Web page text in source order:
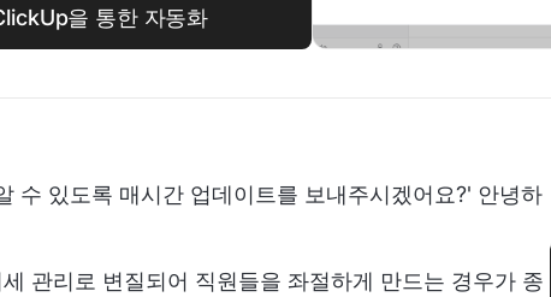
을 통한 자동화
수 있도록 매시간 업데이트를 보내주시겠어요?' 안녕하
관리로 변질되어 직원들을 좌절하게 만드는 경우가 종